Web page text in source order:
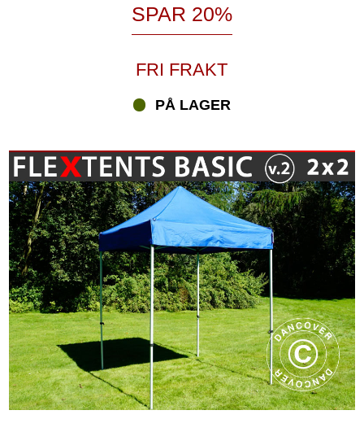
SPAR 20%
FRI FRAKT
PÅ LAGER